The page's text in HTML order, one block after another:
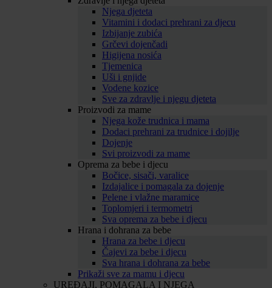
Njega djeteta
Vitamini i dodaci prehrani za djecu
Izbijanje zubića
Grčevi dojenčadi
Higijena nosića
Tjemenica
Uši i gnjide
Vodene kozice
Sve za zdravlje i njegu djeteta
Proizvodi za mame
Njega kože trudnica i mama
Dodaci prehrani za trudnice i dojilje
Dojenje
Svi proizvodi za mame
Oprema za bebe i djecu
Bočice, sisači, varalice
Izdajalice i pomagala za dojenje
Pelene i vlažne maramice
Toplomjeri i termometri
Sva oprema za bebe i djecu
Hrana i dohrana za bebe
Hrana za bebe i djecu
Čajevi za bebe i djecu
Sva hrana i dohrana za bebe
Prikaži sve za mamu i djecu
UREĐAJI, POMAGALA I NJEGA